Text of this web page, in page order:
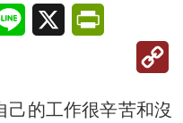
Line X
己的工作很辛苦和沒